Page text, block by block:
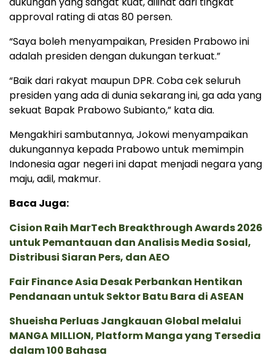
approval rating di atas 80 persen.
“Saya boleh menyampaikan, Presiden Prabowo ini
adalah presiden dengan dukungan terkuat.”
“Baik dari rakyat maupun DPR. Coba cek seluruh
presiden yang ada di dunia sekarang ini, ga ada yang
sekuat Bapak Prabowo Subianto,” kata dia.
Mengakhiri sambutannya, Jokowi menyampaikan
dukungannya kepada Prabowo untuk memimpin
Indonesia agar negeri ini dapat menjadi negara yang
maju, adil, makmur.
Baca Juga:
Cision Raih MarTech Breakthrough Awards 2026
untuk Pemantauan dan Analisis Media Sosial,
Distribusi Siaran Pers, dan AEO
Fair Finance Asia Desak Perbankan Hentikan
Pendanaan untuk Sektor Batu Bara di ASEAN
Shueisha Perluas Jangkauan Global melalui
MANGA MILLION, Platform Manga yang Tersedia
dalam 100 Bahasa